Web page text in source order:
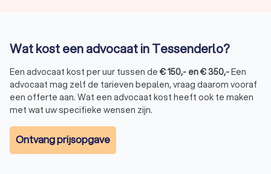
arbeidsrechtadvocaat u bij om uw belangen te behartigen.
Strafrecht
Bent u verdachte in een strafzaak? Dan zijn er verschillende
juridische kwesties waar u mee te maken krijgt. Het is dan ook
verstandig om gelijk eenadvocaat strafrecht
strafrechtadvocaat in Tessenderlo adviseert u onder andere
over uw rechten en plichten. Daarnaast probeert de advocaat
Wat kost een advocaat in Tessenderlo?
Een advocaat kost per uur tussen de €150,- en€350,-Een
advocaat mag zelf de tarieven bepalen, vraag daarom vooraf
een offerte aan. Wat een advocaat kost heeft ook te maken
met wat uw specifieke wensen zijn.
Ontvang prijsopgave